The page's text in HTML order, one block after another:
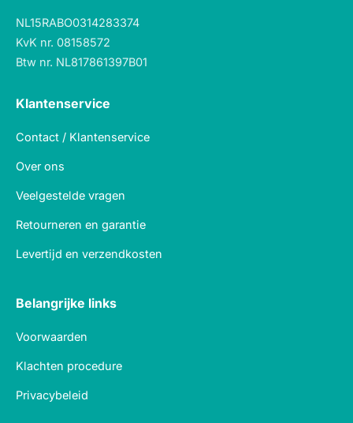
NL15RABO0314283374
KvK nr. 08158572
Btw nr. NL817861397B01
Klantenservice
Contact / Klantenservice
Over ons
Veelgestelde vragen
Retourneren en garantie
Levertijd en verzendkosten
Belangrijke links
Voorwaarden
Klachten procedure
Privacybeleid